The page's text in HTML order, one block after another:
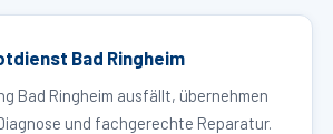
Bad Ringheim
Bad Ringheim ausfällt, übernehmen
und fachgerechte Reparatur.